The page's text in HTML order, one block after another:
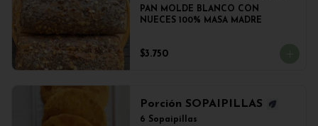
MADRE
PAN MOLDE BLANCO CON
NUECES 100% MASA MADRE
$3.750
Porción SOPAIPILLAS
6 Sopaipillas